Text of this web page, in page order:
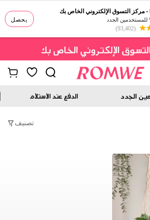
يحصل
(93,402)
تصنيف